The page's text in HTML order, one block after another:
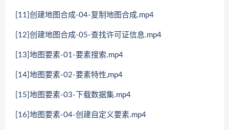
[11]创建地图合成-04-复制地图合成.mp4
[12]创建地图合成-05-查找许可证信息.mp4
[13]地图要素-01-要素搜索.mp4
[14]地图要素-02-要素特性,mp4
[15]地图要素-03-下载数据集.mp4
[16]地图要素-04-创建自定义要素.mp4